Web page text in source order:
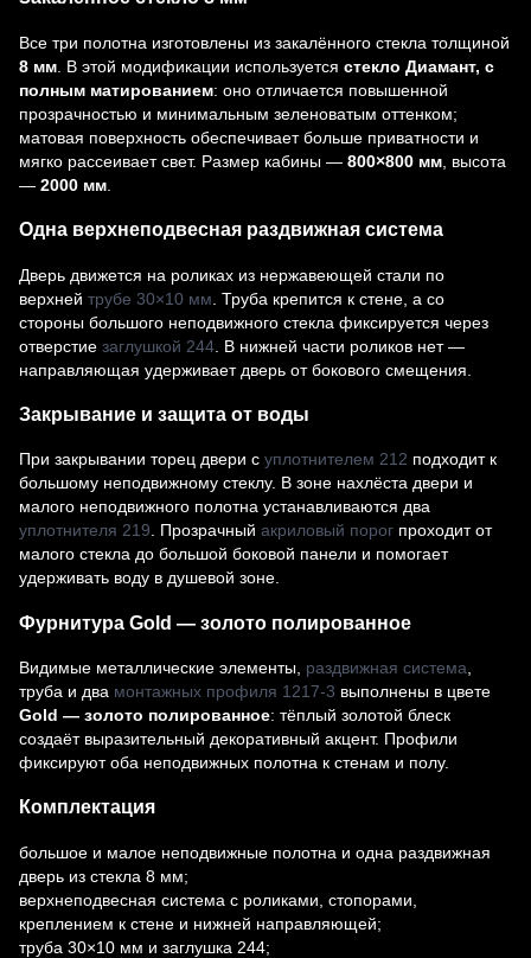
Все три полотна изготовлены из закалённого стекла толщиной
8 мм . В этой модификации используется стекло Диамант, с
полным матированием: оно отличается повышенной
прозрачностью и минимальным зеленоватым оттенком;
матовая поверхность обеспечивает больше приватности и
мягко рассеивает свет. Размер кабины — 800×800 мм , высота
— 2000 мм
Одна верхнеподвесная раздвижная система
Дверь движется на роликах из нержавеющей стали по
верхней трубе 30×10 мм . Труба крепится к стене, а со
стороны большого неподвижного стекла фиксируется через
отверстие заглушкой 244 . В нижней части роликов нет —
направляющая удерживает дверь от бокового смещения.
Закрывание и защита от воды
При закрывании торец двери с уплотнителем 212 подходит к
большому неподвижному стеклу. В зоне нахлёста двери и
малого неподвижного полотна устанавливаются два
уплотнителя 219. Прозрачный акриловый порог проходит от
малого стекла до большой боковой панели и помогает
удерживать воду в душевой зоне.
Фурнитура Gold — золото полированное
Видимые металлические элементы, раздвижная система
труба и два монтажных профиля 1217-3 выполнены в цвете
Gold — золото полированное: тёплый золотой блеск
создаёт выразительный декоративный акцент. Профили
фиксируют оба неподвижных полотна к стенам и полу.
Комплектация
большое и малое неподвижные полотна и одна раздвижная
дверь из стекла 8 мм;
верхнеподвесная система с роликами, стопорами,
креплением к стене и нижней направляющей;
труба 30×10 мм и заглушка 244;